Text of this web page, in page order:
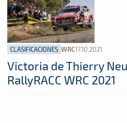
CLASIFICACIONES WRC17.10.2021
Victoria de Thierry
RallyRACC WRC 2021